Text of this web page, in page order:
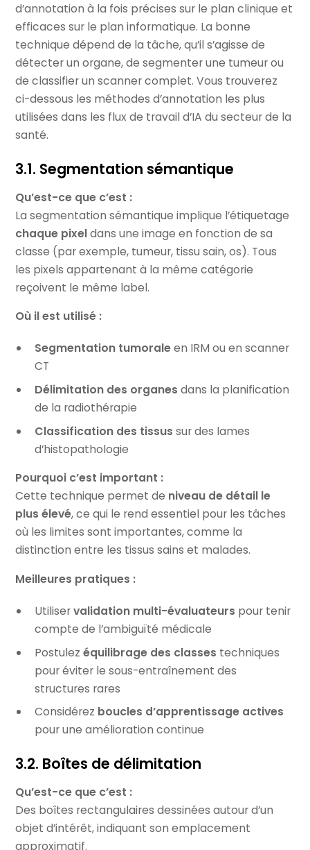
d’annotation à la fois précises sur le plan clinique et
efficaces sur le plan informatique. La bonne
technique dépend de la tâche, qu’il s’agisse de
détecter un organe, de segmenter une tumeur ou
de classifier un scanner complet. Vous trouverez
ci-dessous les méthodes d’annotation les plus
utilisées dans les flux de travail d’IA du secteur de la
santé.
3.1. Segmentation sémantique
Qu’est-ce que c’est :
La segmentation sémantique implique l’étiquetage
chaque pixeldans une image en fonction de sa
classe (par exemple, tumeur, tissu sain, os). Tous
les pixels appartenant à la même catégorie
reçoivent le même label.
Où il est utilisé :
Segmentation tumoraleen IRM ou en scanner
CT
Délimitation des organes dans la planification
de la radiothérapie
Classification des tissus sur des lames
d’histopathologie
Pourquoi c’est important :
Cette technique permet de niveau de détail le
plus élevé, ce qui le rend essentiel pour les tâches
où les limites sont importantes, comme la
distinction entre les tissus sains et malades.
Meilleures pratiques :
Utiliservalidation multi-évaluateurs pour tenir
compte de l’ambiguïté médicale
Postulez équilibrage des classes techniques
pour éviter le sous-entraînement des
structures rares
Considérez boucles d’apprentissage actives
pour une amélioration continue
3.2. Boîtes de délimitation
Qu’est-ce que c’est :
Des boîtes rectangulaires dessinées autour d’un
objet d’intérêt, indiquant son emplacement
approximatif.